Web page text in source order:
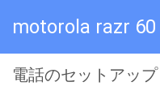
motorola razr 60
電話のセットアップ